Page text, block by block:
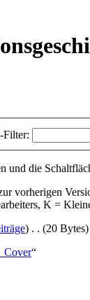
-Filter:
die
vorherigen
K =
) . . (20 Bytes)
“